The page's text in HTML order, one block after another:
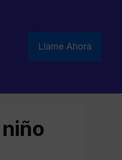
Llame Ahora